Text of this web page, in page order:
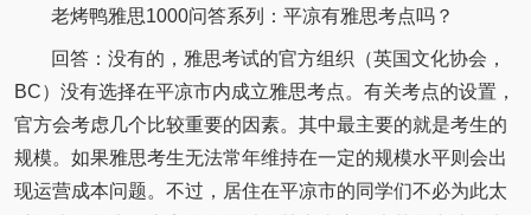
老烤鸭雅思1000问答系列：平凉有雅思考点吗？
回答：没有的，雅思考试的官方组织（英国文化协会，
BC）没有选择在平凉市内成立雅思考点。有关考点的设置，
官方会考虑几个比较重要的因素。其中最主要的就是考生的
规模。如果雅思考生无法常年维持在一定的规模水平则会出
现运营成本问题。不过，居住在平凉市的同学们不必为此太